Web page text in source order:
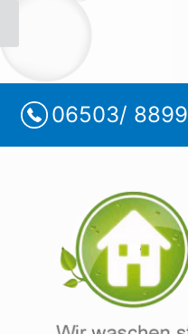
06503/ 8899